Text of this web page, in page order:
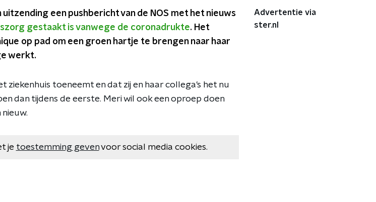
uitzending een pushbericht van de NOS met het nieuws
gestaakt is vanwege de coronadrukte. Het
op pad om een groen hartje te brengen naar haar
werkt.
toeneemt en dat zij en haar collega's het nu
dan tijdens de eerste. Meri wil ook een oproep doen
je toestemming gevenvoor social media cookies.
Advertentie via
ster.nl